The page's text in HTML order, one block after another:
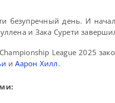
безупречный день. И
и Зака Сурети
League 2025
иАарон Хилл.